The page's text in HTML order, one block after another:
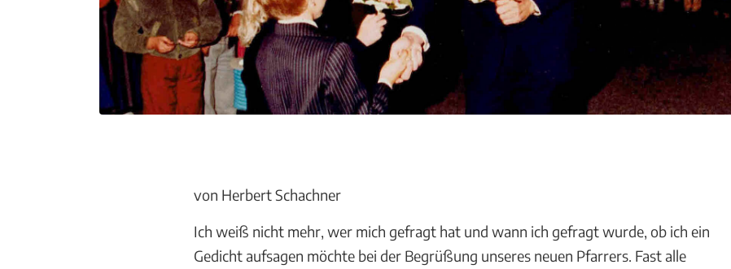
von Herbert Schachner
Ich weiß nicht mehr, wer mich gefragt hat und wann ich gefragt wurde, ob ich ein
Gedicht aufsagen möchte bei der Begrüßung unseres neuen Pfarrers. Fast alle